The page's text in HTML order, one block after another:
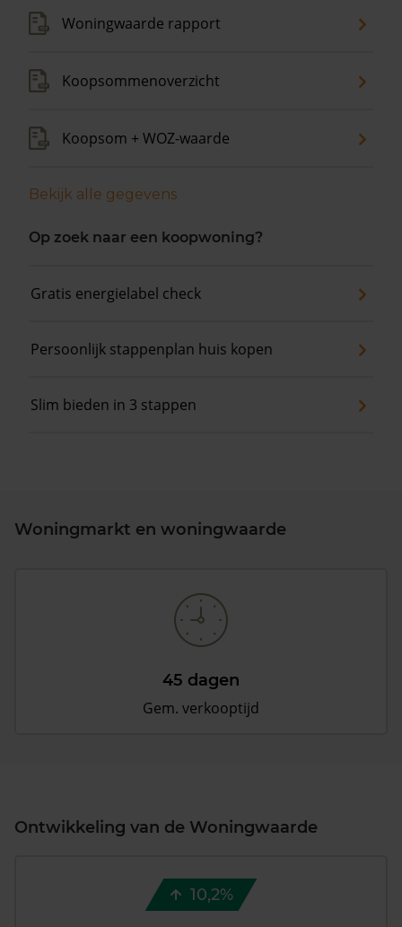
Woningwaarde rapport
Koopsommenoverzicht
Koopsom + WOZ-waarde
Bekijk alle gegevens
Op zoek naar een koopwoning?
Gratis energielabel check
Persoonlijk stappenplan huis kopen
Slim bieden in 3 stappen
Woningmarkt en woningwaarde
45 dagen
Gem. verkooptijd
Ontwikkeling van de Woningwaarde
10,2%